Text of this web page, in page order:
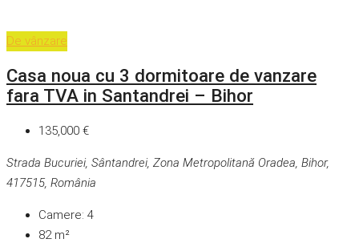
De vânzare
Casa noua cu 3 dormitoare de vanzare
fara TVA in Santandrei – Bihor
135,000 €
Strada Bucuriei, Sântandrei, Zona Metropolitană Oradea, Bihor,
417515, România
Camere: 4
82 m²